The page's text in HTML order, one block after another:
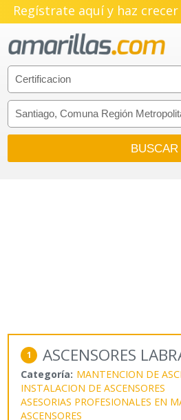
Regístrate aquí y haz
1 ASCENSORES
Categoría: MANTENCION DE
INSTALACION DE ASCENSORES
ASESORIAS PROFESIONALES EN
ASCENSORES